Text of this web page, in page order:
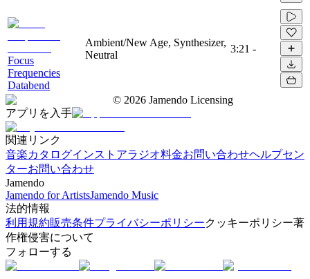
Focus
Frequencies
Databend
Ambient/New Age, Synthesizer,
Neutral
3:21 -
© 2026 Jamendo Licensing
アプリを入手
関連リンク
音楽カタログインストアラジオ料金お問い合わせヘルプセン
ターお問い合わせ
Jamendo
Jamendo for ArtistsJamendo Music
法的情報
利用規約販売条件プライバシーポリシークッキーポリシー著
作権侵害について
フォローする